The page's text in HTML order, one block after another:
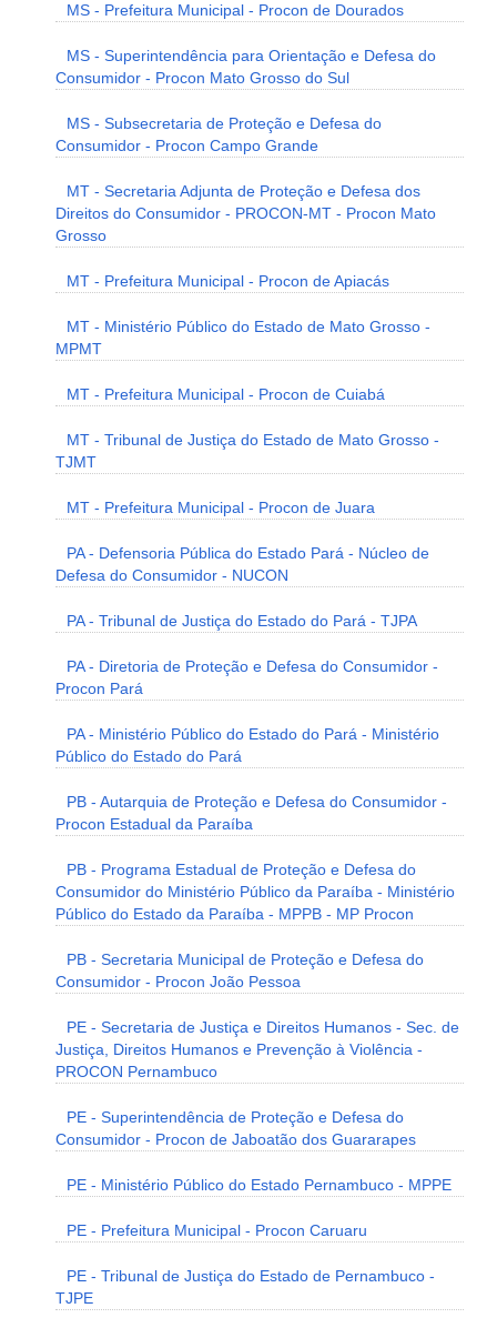
MS - Prefeitura Municipal - Procon de Dourados
MS - Superintendência para Orientação e Defesa do
Consumidor - Procon Mato Grosso do Sul
MS - Subsecretaria de Proteção e Defesa do
Consumidor - Procon Campo Grande
MT - Secretaria Adjunta de Proteção e Defesa dos
Direitos do Consumidor - PROCON-MT - Procon Mato
Grosso
MT - Prefeitura Municipal - Procon de Apiacás
MT - Ministério Público do Estado de Mato Grosso -
MPMT
MT - Prefeitura Municipal - Procon de Cuiabá
MT - Tribunal de Justiça do Estado de Mato Grosso -
TJMT
MT - Prefeitura Municipal - Procon de Juara
PA - Defensoria Pública do Estado Pará - Núcleo de
Defesa do Consumidor - NUCON
PA - Tribunal de Justiça do Estado do Pará - TJPA
PA - Diretoria de Proteção e Defesa do Consumidor -
Procon Pará
PA - Ministério Público do Estado do Pará - Ministério
Público do Estado do Pará
PB - Autarquia de Proteção e Defesa do Consumidor -
Procon Estadual da Paraíba
PB - Programa Estadual de Proteção e Defesa do
Consumidor do Ministério Público da Paraíba - Ministério
Público do Estado da Paraíba - MPPB - MP Procon
PB - Secretaria Municipal de Proteção e Defesa do
Consumidor - Procon João Pessoa
PE - Secretaria de Justiça e Direitos Humanos - Sec. de
Justiça, Direitos Humanos e Prevenção à Violência -
PROCON Pernambuco
PE - Superintendência de Proteção e Defesa do
Consumidor - Procon de Jaboatão dos Guararapes
PE - Ministério Público do Estado Pernambuco - MPPE
PE - Prefeitura Municipal - Procon Caruaru
PE - Tribunal de Justiça do Estado de Pernambuco -
TJPE